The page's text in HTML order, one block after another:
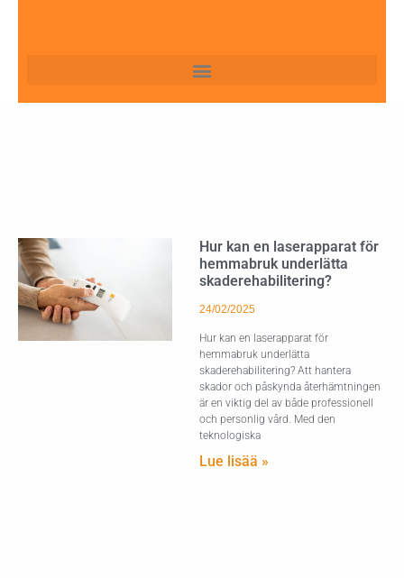
Hur kan en laserapparat för
hemmabruk underlätta
skaderehabilitering?
24/02/2025
Hur kan en laserapparat för
hemmabruk underlätta
skaderehabilitering? Att hantera
skador och påskynda återhämtningen
är en viktig del av både professionell
och personlig vård. Med den
teknologiska
Lue lisää »